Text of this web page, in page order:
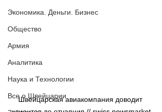
Экономика. Деньги. Бизнес
Общество
Армия
Аналитика
Наука и Технологии
Все о Швейцарии
Швейцарская авиакомпания доводит